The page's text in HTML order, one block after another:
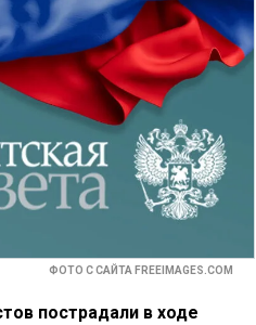
ФОТО С САЙТА FREEIMAGES.COM
пострадали в ходе